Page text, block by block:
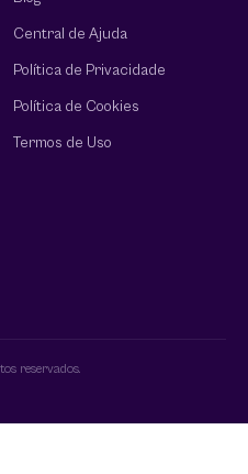
Central de Ajuda
Política de Privacidade
Política de Cookies
Termos de Uso
reservados.